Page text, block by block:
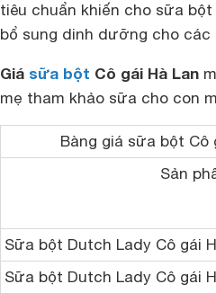
tiêu chuẩn khiến cho sữa
bổ sung dinh dưỡng cho
Giá sữa bột Cô gái Hà Lan
mẹ tham khảo sữa cho con
Bàng giá sữa bột Cô
Sản
Sữa bột Dutch Lady Cô gái
Sữa bột Dutch Lady Cô gái